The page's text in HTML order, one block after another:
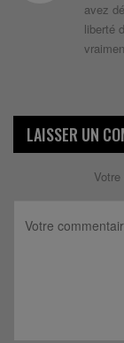
avez
liberté
LAISSER UN